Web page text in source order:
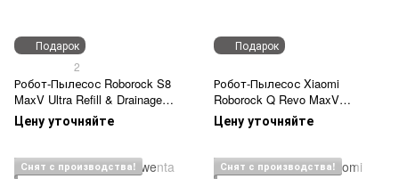
Подарок
2
Робот-Пылесос Roborock S8
MaxV Ultra Refill & Drainage
System
Цену уточняйте
Подарок
Робот-Пылесос Xiaomi
Roborock Q Revo MaxV
(QRMV02-00)
Цену уточняйте
Снят с производства! Снят с производства!